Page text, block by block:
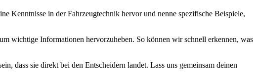
Kenntnisse in der Fahrzeugtechnik hervor und nenne spezifische Beispiele,
wichtige Informationen hervorzuheben. So können wir schnell erkennen, was
dass sie direkt bei den Entscheidern landet. Lass uns gemeinsam deinen